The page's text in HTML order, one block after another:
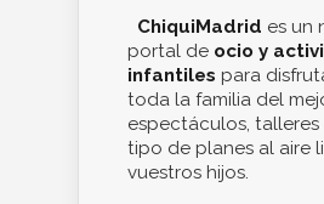
ChiquiMadrid es un
portal de ocio y
infantiles para
toda la familia del
espectáculos,
tipo de planes al aire
vuestros hijos.